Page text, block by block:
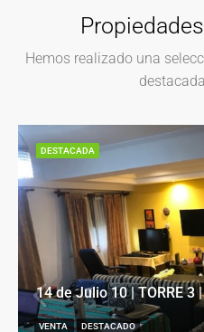
Hemos realizado una
14 de Julio 10 | TORRE 3
VENTA DESTACADO
DESTACADA